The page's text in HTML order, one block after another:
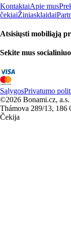
KontaktaiApie mus
čekiaiŽiniasklaidai
Atsisiųsti mobiliąją
Sekite mus
SąlygosPrivatumo
©2026 Bonami.cz, a.s.
Thámova 289/13, 186
Čekija